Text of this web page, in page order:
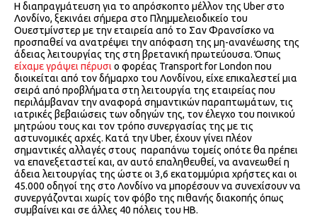
Η διαπραγμάτευση για το απρόσκοπτο μέλλον της Uber στο
Λονδίνο, ξεκινάει σήμερα στο Πλημμελειοδικείο του
Ουεστμίνστερ με την εταιρεία από το Σαν Φρανσίσκο να
προσπαθεί να ανατρέψει την απόφαση της μη-ανανέωσης της
άδειας λειτουργίας της στη βρετανική πρωτεύουσα. Όπως
είχαμε γράψει πέρυσι ο φορέας Transport for London που
διοικείται από τον δήμαρχο του Λονδίνου, είχε επικαλεστεί μια
σειρά από προβλήματα στη λειτουργία της εταιρείας που
περιλάμβαναν την αναφορά σημαντικών παραπτωμάτων, τις
ιατρικές βεβαιώσεις των οδηγών της, τον έλεγχο του ποινικού
μητρώου τους και τον τρόπο συνεργασίας της με τις
αστυνομικές αρχές. Κατά την Uber, έχουν γίνει πλέον
σημαντικές αλλαγές στους παραπάνω τομείς οπότε θα πρέπει
να επανεξεταστεί και, αν αυτό επαληθευθεί, να ανανεωθεί η
άδεια λειτουργίας της ώστε οι 3,6 εκατομμύρια χρήστες και οι
45.000 οδηγοί της στο Λονδίνο να μπορέσουν να συνεχίσουν να
συνεργάζονται χωρίς τον φόβο της πιθανής διακοπής όπως
συμβαίνει και σε άλλες 40 πόλεις του ΗΒ.